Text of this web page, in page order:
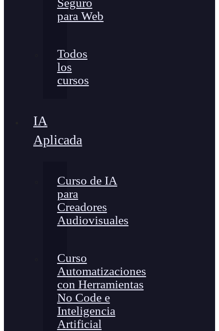
Seguro
para Web
Todos
los
cursos
IA
Aplicada
Curso de IA
para
Creadores
Audiovisuales
Curso
Automatizaciones
con Herramientas
No Code e
Inteligencia
Artificial